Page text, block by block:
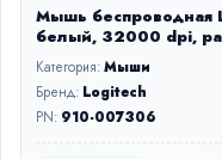
Мышь беспроводная
белый, 32000 dpi,
Категория:Мыши
Бренд: Logitech
PN: 910-007306